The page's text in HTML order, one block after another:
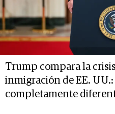
Trump compara la
inmigración de EE. UU.:
completamente